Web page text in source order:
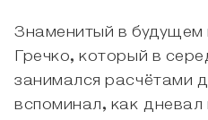
Знаменитый в будущем
Гречко, который в
занимался расчётами
вспоминал, как дневал